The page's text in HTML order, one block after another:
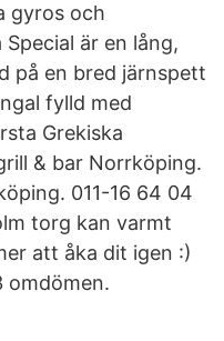
gyros och
är en lång,
på en bred järnspett
fylld med
Grekiska
& bar Norrköping.
011-16 64 04
torg kan varmt
att åka dit igen :)
omdömen.